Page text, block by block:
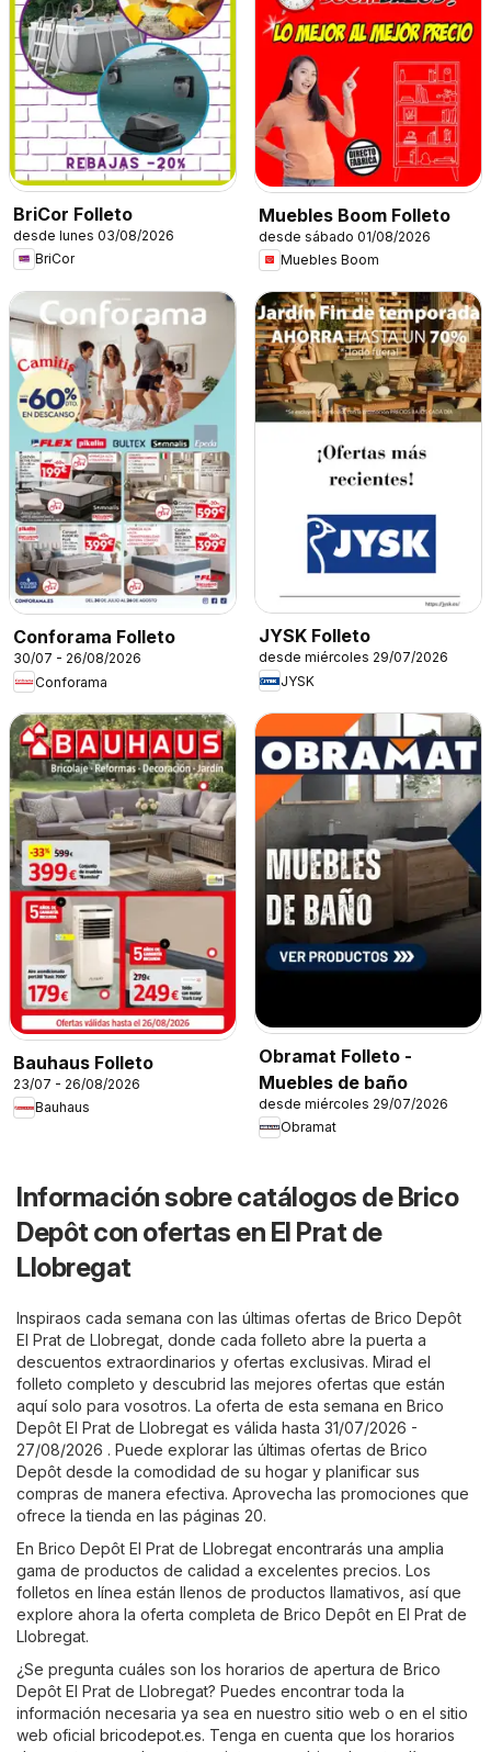
BriCor Folleto
desde lunes 03/08/2026
BriCor
Muebles Boom Folleto
desde sábado 01/08/2026
Muebles Boom
Conforama Folleto
30/07 - 26/08/2026
Conforama
JYSK Folleto
desde miércoles 29/07/2026
JYSK
Bauhaus Folleto
23/07 - 26/08/2026
Bauhaus
Obramat Folleto -
Muebles de baño
desde miércoles 29/07/2026
Obramat
Información sobre catálogos de Brico
Depôt con ofertas en El Prat de
Llobregat
Inspiraos cada semana con las últimas ofertas de Brico Depôt
El Prat de Llobregat, donde cada folleto abre la puerta a
descuentos extraordinarios y ofertas exclusivas. Mirad el
folleto completo y descubrid las mejores ofertas que están
aquí solo para vosotros. La oferta de esta semana en Brico
Depôt El Prat de Llobregat es válida hasta 31/07/2026 -
27/08/2026 . Puede explorar las últimas ofertas de Brico
Depôt desde la comodidad de su hogar y planificar sus
compras de manera efectiva. Aprovecha las promociones que
ofrece la tienda en las páginas 20.
En Brico Depôt El Prat de Llobregat encontrarás una amplia
gama de productos de calidad a excelentes precios. Los
folletos en línea están llenos de productos llamativos, así que
explore ahora la oferta completa de Brico Depôt en El Prat de
Llobregat.
¿Se pregunta cuáles son los horarios de apertura de Brico
Depôt El Prat de Llobregat? Puedes encontrar toda la
información necesaria ya sea en nuestro sitio web o en el sitio
web oficial bricodepot.es. Tenga en cuenta que los horarios